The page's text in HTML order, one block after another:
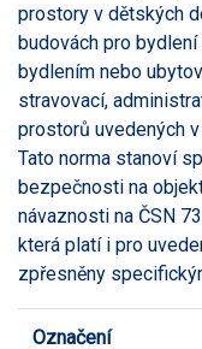
prostory v dětských
budovách pro
bydlením nebo
stravovací,
prostorů uvedených v
Tato norma stanoví
bezpečnosti na
návaznosti na ČSN
která platí i pro
zpřesněny
Označení